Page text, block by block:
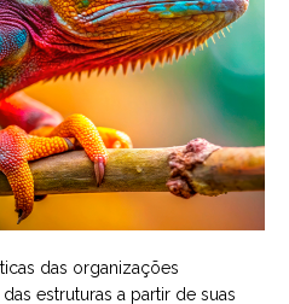
das organizações
estruturas a partir de suas